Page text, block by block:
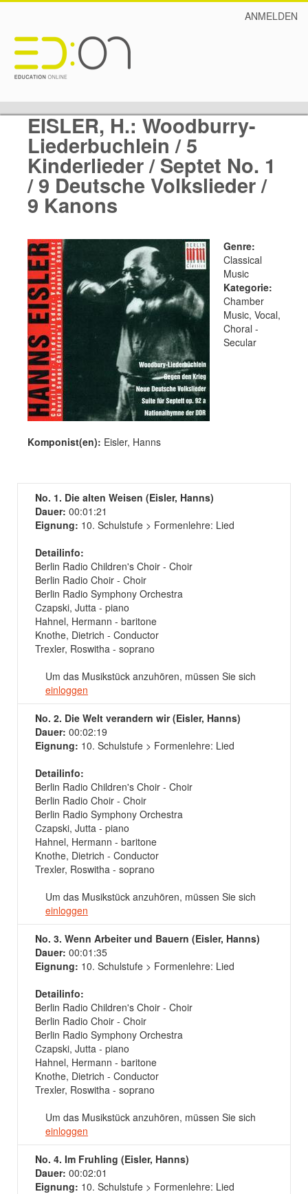
ANMELDEN
EISLER, H.: Woodburry-
Liederbuchlein / 5
Kinderlieder / Septet No. 1
/ 9 Deutsche Volkslieder /
9 Kanons
Genre:
Classical
Music
Kategorie:
Chamber
Music, Vocal,
Choral -
Secular
Komponist(en): Eisler, Hanns
No. 1. Die alten Weisen (Eisler, Hanns)
Dauer: 00:01:21
Eignung: 10. Schulstufe > Formenlehre: Lied
Detailinfo:
Berlin Radio Children's Choir - Choir
Berlin Radio Choir - Choir
Berlin Radio Symphony Orchestra
Czapski, Jutta - piano
Hahnel, Hermann - baritone
Knothe, Dietrich - Conductor
Trexler, Roswitha - soprano
Um das Musikstück anzuhören, müssen Sie sich
einloggen
No. 2. Die Welt verandern wir (Eisler, Hanns)
Dauer: 00:02:19
Eignung: 10. Schulstufe > Formenlehre: Lied
Detailinfo:
Berlin Radio Children's Choir - Choir
Berlin Radio Choir - Choir
Berlin Radio Symphony Orchestra
Czapski, Jutta - piano
Hahnel, Hermann - baritone
Knothe, Dietrich - Conductor
Trexler, Roswitha - soprano
Um das Musikstück anzuhören, müssen Sie sich
einloggen
No. 3. Wenn Arbeiter und Bauern (Eisler, Hanns)
Dauer: 00:01:35
Eignung: 10. Schulstufe > Formenlehre: Lied
Detailinfo:
Berlin Radio Children's Choir - Choir
Berlin Radio Choir - Choir
Berlin Radio Symphony Orchestra
Czapski, Jutta - piano
Hahnel, Hermann - baritone
Knothe, Dietrich - Conductor
Trexler, Roswitha - soprano
Um das Musikstück anzuhören, müssen Sie sich
einloggen
No. 4. Im Fruhling (Eisler, Hanns)
Dauer: 00:02:01
Eignung: 10. Schulstufe > Formenlehre: Lied